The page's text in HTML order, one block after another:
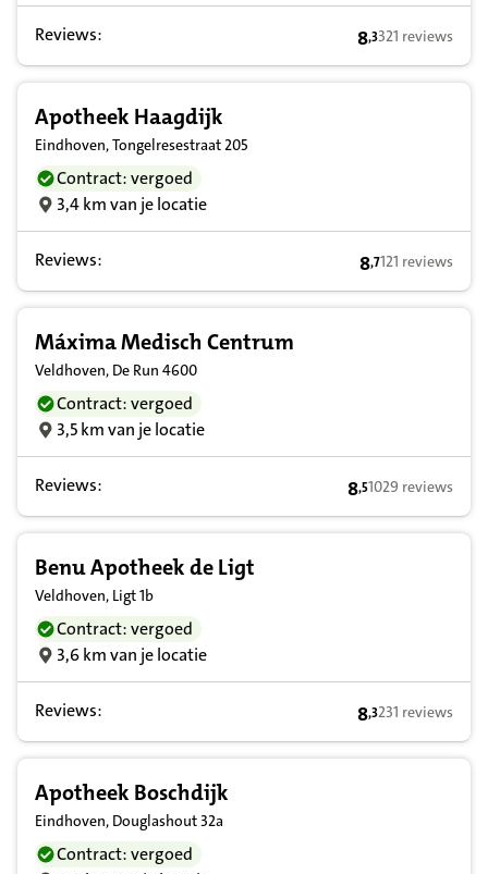
Reviews: 8,3 op basis van
8,3321 reviews
Apotheek Haagdijk
Eindhoven, Tongelresestraat 205
Contract: vergoed
3,4 km van je locatie
Reviews: 8,7 op basis van
8,7121 reviews
Máxima Medisch Centrum
Veldhoven, De Run 4600
Contract: vergoed
3,5 km van je locatie
Reviews: 8,5 op basis van
8,51029 reviews
Benu Apotheek de Ligt
Veldhoven, Ligt 1b
Contract: vergoed
3,6 km van je locatie
Reviews: 8,3 op basis van
8,3231 reviews
Apotheek Boschdijk
Eindhoven, Douglashout 32a
Contract: vergoed